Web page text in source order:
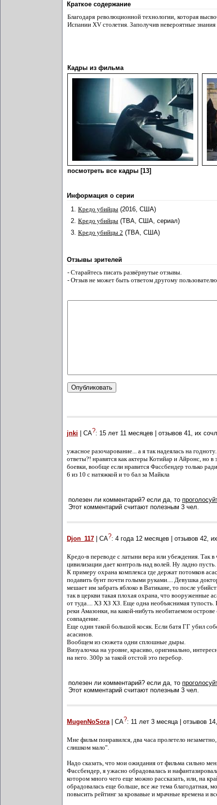
Краткое содержание
Благодаря революционной технологии, которая
Испании XV столетия. Заполучив невероятные
Кадры из фильма
посмотреть все кадры [13]
Информация о серии
1. Кредо убийцы (2016, США)
2. Кредо убийцы (TBA, США, сериал)
3. Кредо убийцы 2 (TBA, США)
Отзывы зрителей
- Старайтесь писать развёрнутые отзывы.
- Отзыв не может быть ответом другому
jnki | СА?: 15 лет 11 месяцев | отзывов 41, их
ужасное разочарование... а я так надеялась на
ответы?! нравятся как актеры Котийар и Айронс, но
боевки, вообще если нравится Фассбендер только
6 из 10 с натяжкой и то бал за Майкла
полезен ли комментарий? если да, то
Этот комментарий считают полезным 3 чел.
Djon_117 | СА?: 4 года 12 месяцев | отзывов 42,
Кредо-в переводе с латыни вера или убеждения. Так
цивилизации дает контроль над волей. Ну ладно
К примеру охрана комплекса где держат потомков
подавить бунт почти голыми руками.... Девушка
мешает им забрать яблоко в Ватикане, то после
так в церкви такая плохая охрана, что вооруженные
от туда.... ХЗ ХЗ ХЗ. Еще одна необъяснимая тупость.
реки Амазонки, на какой-нибуть необитаемом
совпадение.
Еще один такой большой косяк. Если батя ГГ убил
асасинов.
Вообщем из сюжета одни сплошные дыры.
Визуалочка на уровне, красиво, оригинально,
на него. 300р за такой отстой это перебор.
полезен ли комментарий? если да, то
Этот комментарий считают полезным 3 чел.
MugenNoSora| СА?: 11 лет 3 месяца| отзывов 14
Мне фильм понравился, два часа пролетело
слишком мало".
Надо сказать, что мои ожидания от фильма сильно
Фассбендер, я ужасно обрадовалась и
котором много чего еще можно рассказать, или, на
обрадовалась еще больше, все же тема благодатная,
повысить рейтинг за кровавые и мрачные времена и